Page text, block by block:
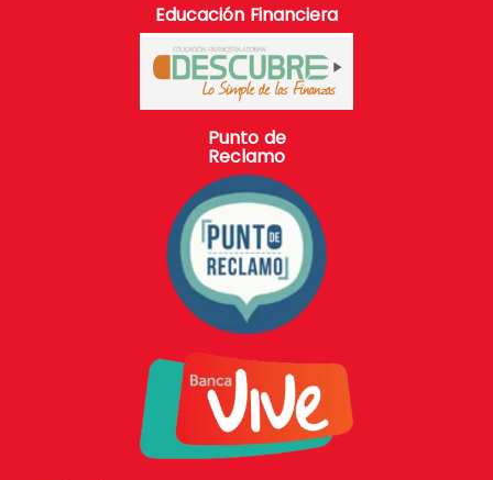
Educación Financiera
Punto de
Reclamo